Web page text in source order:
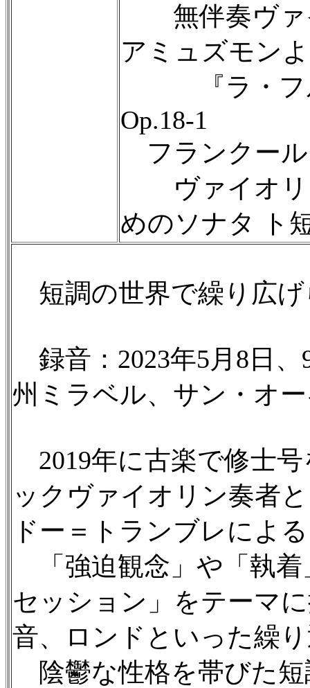
無伴奏ヴァ
アミュズモン
『ラ・フル
Op.18-1
フランクール
ヴァイオリ
めのソナタ ト
短調の世界で繰り広
録音：2023年5月8日
州ミラベル、サン・オ
2019年に古楽で修士
ックヴァイオリン奏者
ドー＝トランブレによ
「強迫観念」や「執着
セッション」をテーマ
音、ロンドといった繰
陰鬱な性格を帯びた